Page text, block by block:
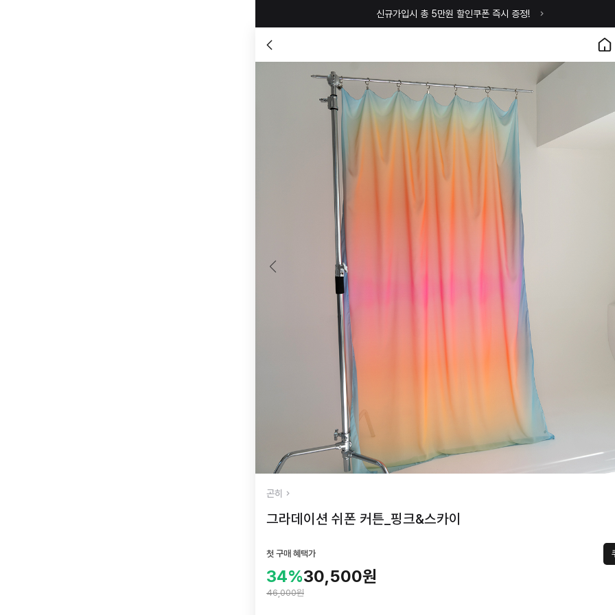
신규가입시 총 5만원 할인쿠폰 즉시 증정!
곤히
그라데이션 쉬폰 커튼_핑크&스카이
첫 구매 혜택가
34%30,500원
46,000원